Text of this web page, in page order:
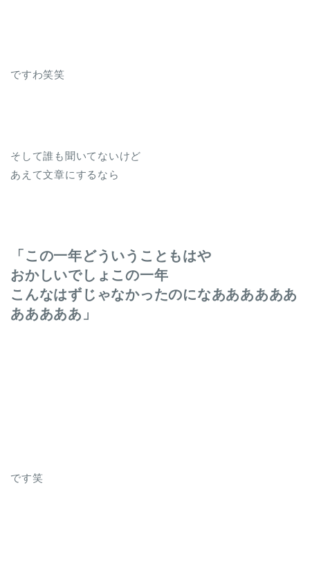
ですわ笑笑
そして誰も聞いてないけど
あえて文章にするなら
「この一年どういうこともはや
おかしいでしょこの一年
こんなはずじゃなかったのになああああああ
あああああ」
です笑